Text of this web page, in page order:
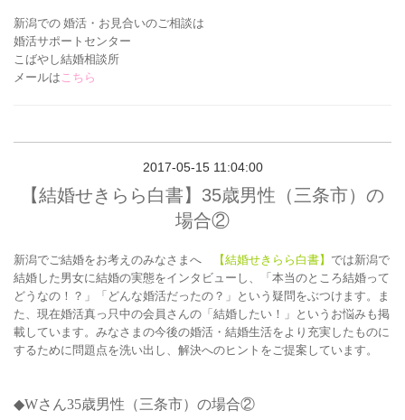
新潟での 婚活・お見合いの ご相談は
婚活サポートセンター
こばやし結婚相談所
メールは こちら
2017-05-15 11:04:00
【結婚せきらら白書】35歳男性（三条市）の
場合②
新潟でご結婚をお考えのみなさまへ 【結婚せきらら白書】 では新潟で
結婚した男女に結婚の実態をインタビューし、「本当のところ結婚って
どうなの！？」「どんな婚活だったの？」という疑問をぶつけます。ま
た、現在婚活真っ只中の会員さんの「結婚したい！」というお悩みも掲
載しています。みなさまの今後の婚活・結婚生活をより充実したものに
するために問題点を洗い出し、解決へのヒントをご提案しています。
◆Wさん35歳男性（三条市）の場合②